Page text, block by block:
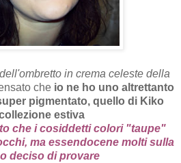
in crema celeste della
che io ne ho uno altrettanto
pigmentato, quello di Kiko
estiva
che i cosiddetti colori "taupe"
ma essendocene molti sulla
deciso di provare